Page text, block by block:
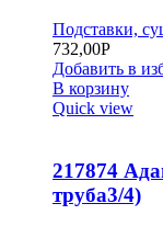
Подставки,
732,00Р
Добавить в
В корзину
Quick view
217874
труба3/4)